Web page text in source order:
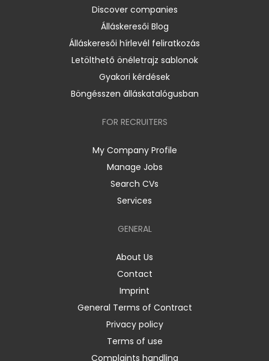
Discover companies
Álláskeresői Blog
Álláskeresői hírlevél feliratkozás
Letölthető önéletrajz sablonok
Gyakori kérdések
Böngésszen álláskatalógusban
FOR RECRUITERS
My Company Profile
Manage Jobs
Search CVs
Services
GENERAL
About Us
Contact
Imprint
General Terms of Contract
Privacy policy
Terms of use
Complaints handling